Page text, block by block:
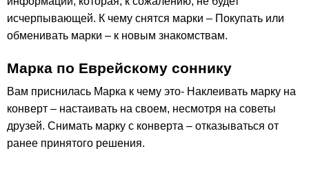
исчерпывающей. К чему снятся марки – Покупать или
обменивать марки – к новым знакомствам.
Марка по Еврейскому соннику
Вам приснилась Марка к чему это- Наклеивать марку на
конверт – настаивать на своем, несмотря на советы
друзей. Снимать марку с конверта – отказываться от
ранее принятого решения.